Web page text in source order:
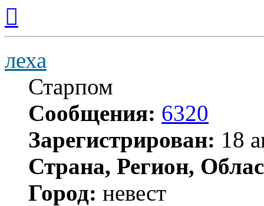
началу
леха
Старпом
Сообщения: 6320
Зарегистрирован: 18
Страна, Регион,
Город: невест